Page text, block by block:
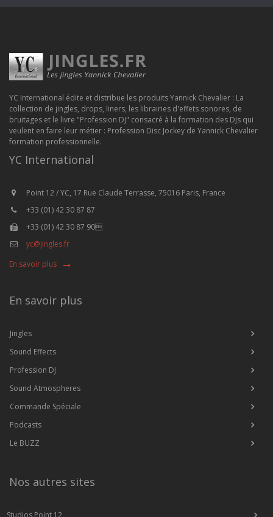
YC International édite et distribue les produits Yannick Chevalier : La
collection de jingles, drops, liners, les librairies d'effets sonores, de
bruitages et le livre "Profession DJ" consacré à la formation des DJs qui
veulent en faire leur métier : Profession Disc Jockey de Yannick Chevalier
formation professionnelle.
YC International
Point 12 / YC, 17 Rue Claude Terrasse, 75016 Paris, France
+33 (01) 42 30 87 87
+33 (01) 42 30 87 90
yc@jingles.fr
En savoir plus
En savoir plus
Jingles
Sound Effects
Profession DJ
Sound Atmospheres
Commande Spéciale
Podcasts
Le BUZZ
Nos autres sites
Studios Point 12